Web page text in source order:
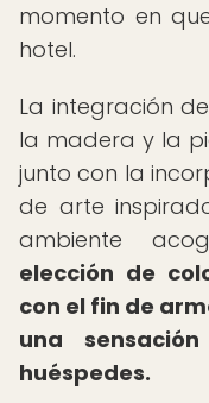
momento en
hotel.
La integración
la madera y la
junto con la
de arte
ambiente
elección de
con el fin de
una
huéspedes.